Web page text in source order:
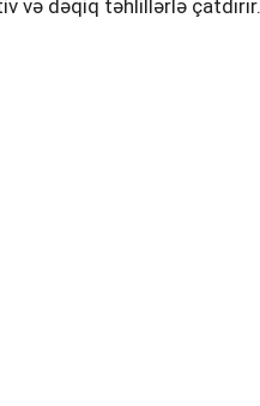
və dəqiq təhlillərlə çatdırır.